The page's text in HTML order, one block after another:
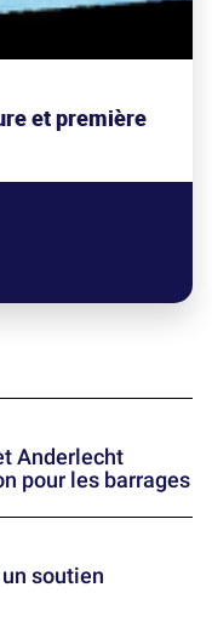
et première
Anderlecht
pour les barrages
soutien